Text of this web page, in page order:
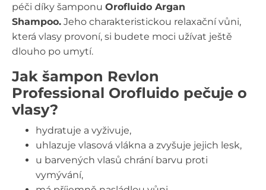
péči díky šamponu Orofluido Argan
Shampoo. Jeho charakteristickou relaxační vůni,
která vlasy provoní, si budete moci užívat ještě
dlouho po umytí.
Jak šampon Revlon
Professional Orofluido pečuje o
vlasy?
hydratuje a vyživuje,
uhlazuje vlasová vlákna a zvyšuje jejich lesk,
u barvených vlasů chrání barvu proti
vymývání,